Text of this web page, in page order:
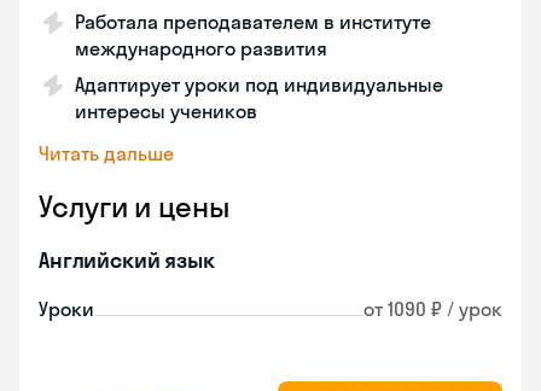
Работала преподавателем в институте
международного развития
Адаптирует уроки под индивидуальные
интересы учеников
Читать дальше
Услуги и цены
Английский язык
Уроки от 1090 ₽ / урок